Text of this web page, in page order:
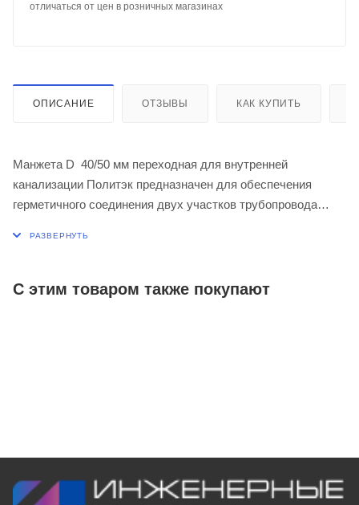
отличаться от цен в розничных магазинах
ОПИСАНИЕ ОТЗЫВЫ КАК КУПИТЬ
Манжета D 40/50 мм переходная для внутренней
канализации Политэк предназначен для обеспечения
герметичного соединения двух участков трубопровода
С этим товаром также покупают